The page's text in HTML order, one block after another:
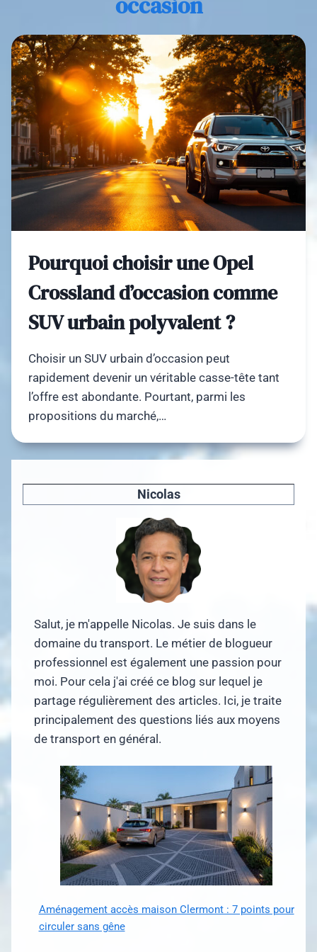
Pourquoi choisir une Opel
Crossland d’occasion comme
SUV urbain polyvalent ?
Choisir un SUV urbain d’occasion peut
rapidement devenir un véritable casse-tête tant
l’offre est abondante. Pourtant, parmi les
propositions du marché,…
Nicolas
Salut, je m'appelle Nicolas. Je suis dans le
domaine du transport. Le métier de blogueur
professionnel est également une passion pour
moi. Pour cela j'ai créé ce blog sur lequel je
partage régulièrement des articles. Ici, je traite
principalement des questions liés aux moyens
de transport en général.
Aménagement accès maison Clermont : 7 points pour
circuler sans gêne